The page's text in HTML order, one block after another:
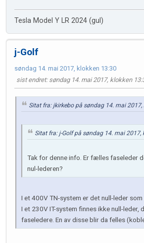
Tesla Model Y LR 2024 (gul)
j-Golf
søndag 14. mai 2017, klokken 13:30
sist endret: søndag 14. mai 2017, klokken
Sitat fra: jkirkebo på søndag 14. mai 2017,
Sitat fra: j-Golf på søndag 14. mai 2017,
Tak for denne info. Er fælles faseleder
nul-lederen?
I et 400V TN-system er det null-leder som
I et 230V IT-system finnes ikke null-leder,
faseledere. En av disse blir da felles